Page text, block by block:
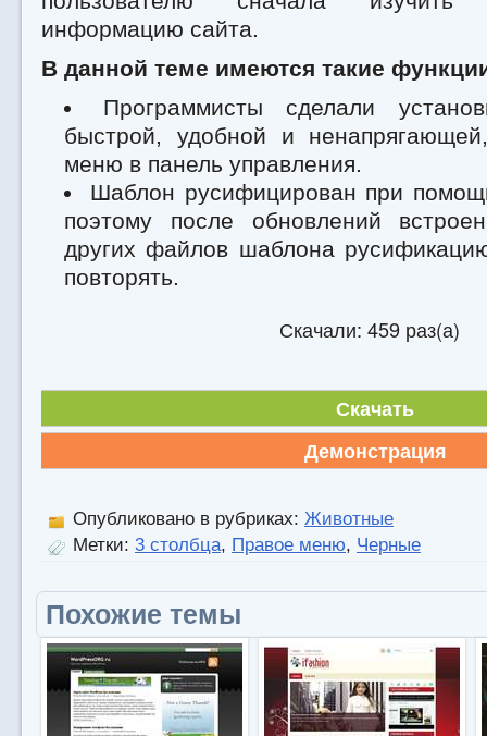
информацию сайта.
В данной теме имеются такие
Программисты сделали
быстрой, удобной и
меню в панель управления.
Шаблон русифицирован при
поэтому после обновлений
других файлов шаблона
повторять.
Скачали: 459 раз(а)
Скачать
Демонстрация
Опубликовано в рубриках: Животные
Метки: 3 столбца, Правое меню, Черные
Похожие темы